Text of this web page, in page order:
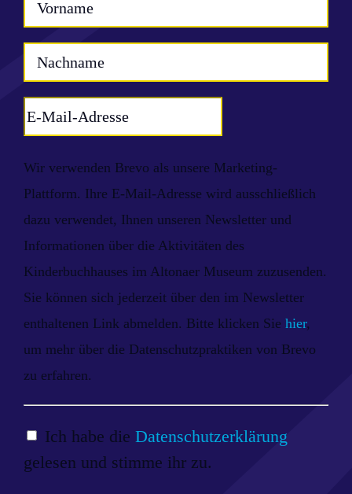
Wir verwenden Brevo als unsere Marketing-
Plattform. Ihre E-Mail-Adresse wird ausschließlich
dazu verwendet, Ihnen unseren Newsletter und
Informationen über die Aktivitäten des
Kinderbuchhauses im Altonaer Museum zuzusenden.
Sie können sich jederzeit über den im Newsletter
enthaltenen Link abmelden. Bitte klicken Sie hier,
um mehr über die Datenschutzpraktiken von Brevo
zu erfahren.
Ich habe die Datenschutzerklärung
gelesen und stimme ihr zu.